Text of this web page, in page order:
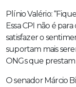
Plínio Valério:
Essa CPI não é
satisfazer o
suportam mais
ONGs que prestam
O senador Márcio